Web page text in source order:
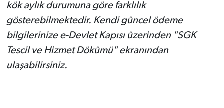
kök aylık durumuna göre farklılık
gösterebilmektedir. Kendi güncel ödeme
bilgilerinize e-Devlet Kapısı üzerinden "SGK
Tescil ve Hizmet Dökümü" ekranından
ulaşabilirsiniz.